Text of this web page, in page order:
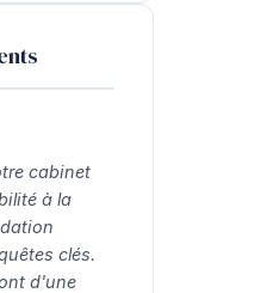
cabinet
à la
clés.
d'une